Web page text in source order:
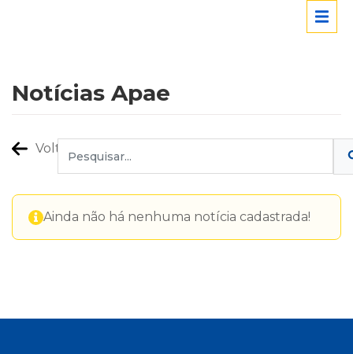
Notícias Apae
Voltar
Ainda não há nenhuma notícia cadastrada!